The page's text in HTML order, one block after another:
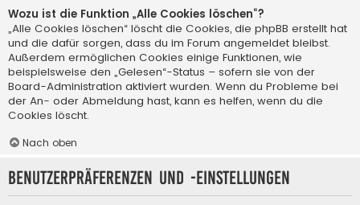
Wozu ist die Funktion „Alle Cookies löschen“?
„Alle Cookies löschen“ löscht die Cookies, die phpBB erstellt hat
und die dafür sorgen, dass du im Forum angemeldet bleibst.
Außerdem ermöglichen Cookies einige Funktionen, wie
beispielsweise den „Gelesen“-Status – sofern sie von der
Board-Administration aktiviert wurden. Wenn du Probleme bei
der An- oder Abmeldung hast, kann es helfen, wenn du die
Cookies löscht.
Nach oben
Benutzerpräferenzen und -einstellungen